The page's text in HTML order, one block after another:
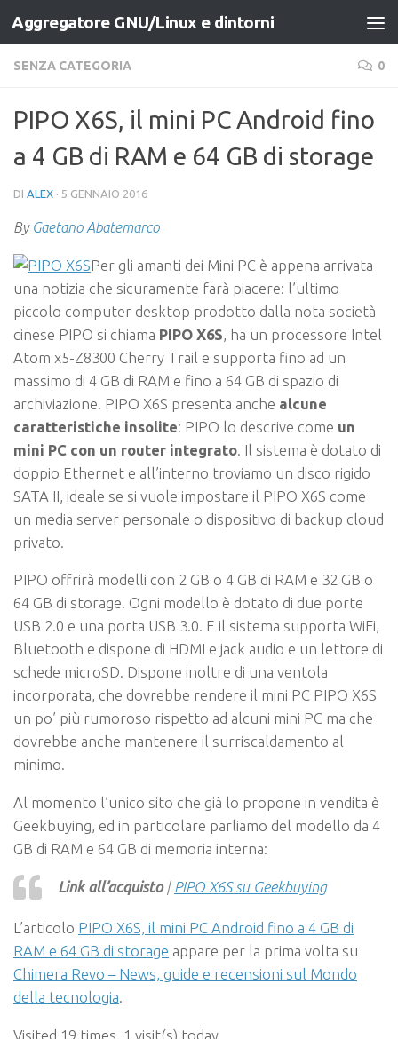
Salta al contenuto
Aggregatore GNU/Linux e dintorni
SENZA CATEGORIA 0
PIPO X6S, il mini PC Android fino
a 4 GB di RAM e 64 GB di storage
DI ALEX · 5 GENNAIO 2016
By Gaetano Abatemarco
Per gli amanti dei Mini PC è appena arrivata
una notizia che sicuramente farà piacere: l’ultimo
piccolo computer desktop prodotto dalla nota società
cinese PIPO si chiama PIPO X6S , ha un processore Intel
Atom x5-Z8300 Cherry Trail e supporta fino ad un
massimo di 4 GB di RAM e fino a 64 GB di spazio di
archiviazione. PIPO X6S presenta anche alcune
caratteristiche insolite: PIPO lo descrive come un
mini PC con un router integrato . Il sistema è dotato di
doppio Ethernet e all’interno troviamo un disco rigido
SATA II, ideale se si vuole impostare il PIPO X6S come
un media server personale o dispositivo di backup cloud
privato.
PIPO offrirà modelli con 2 GB o 4 GB di RAM e 32 GB o
64 GB di storage. Ogni modello è dotato di due porte
USB 2.0 e una porta USB 3.0. E il sistema supporta WiFi,
Bluetooth e dispone di HDMI e jack audio e un lettore di
schede microSD. Dispone inoltre di una ventola
incorporata, che dovrebbe rendere il mini PC PIPO X6S
un po’ più rumoroso rispetto ad alcuni mini PC ma che
dovrebbe anche mantenere il surriscaldamento al
minimo.
Al momento l’unico sito che già lo propone in vendita è
Geekbuying, ed in particolare parliamo del modello da 4
GB di RAM e 64 GB di memoria interna:
Link all’acquisto | PIPO X6S su Geekbuying
L’articolo PIPO X6S, il mini PC Android fino a 4 GB di
RAM e 64 GB di storage appare per la prima volta su
Chimera Revo – News, guide e recensioni sul Mondo
della tecnologia.
Visited 19 times, 1 visit(s) today